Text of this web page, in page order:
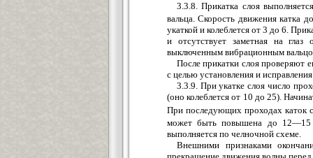
3.3.8. Прикатка слоя
вальца. Скорость движения катка
укаткой и колеблется от 3 до 6.
и отсутствует заметная на глаз
выключенным вибрационным
После прикатки слоя проверяют
с целью установления и
3.3.9. При укатке слоя число
(оно колеблется от 10 до 25).
При последующих проходах каток
может быть повышена до 12—15
выполняется по челночной схеме.
Внешними признаками